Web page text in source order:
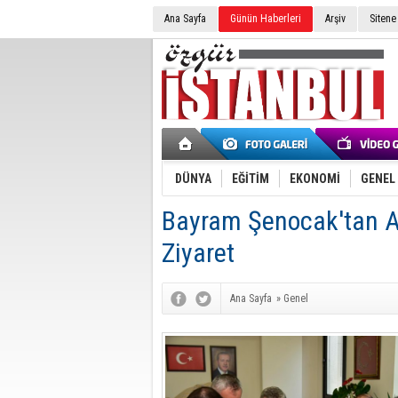
Ana Sayfa Günün Haberleri Arşiv
DÜNYA EĞİTİM EKONOMİ GENEL
Bayram Şenocak'tan
Ziyaret
Ana Sayfa » Genel